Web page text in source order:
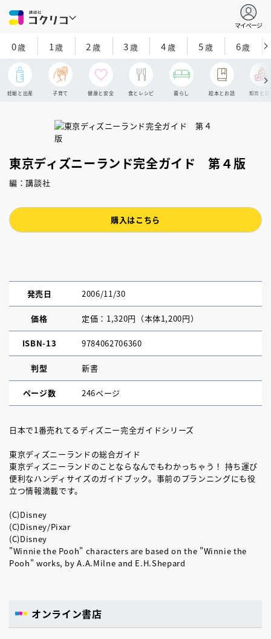
マイページ
0歳 1歳 2 歳 3歳 4歳 5歳 6歳
妊娠と出産 子育て 健康と安全 食とレシピ 暮らし 絵本とお話 知育と探
東京ディズニーランド完全ガイド 第４版
編：講談社
購入はこちら
発売日 2006/11/30
価格 定価：1,320円（本体1,200円）
ISBN-13 9784062706360
判型 新書
ページ数 246ページ
日本で1番売れてるディズニー完全ガイドシリーズ
東京ディズニーランドの総合ガイド
東京ディズニーランドのことならなんでもわかっちゃう！ 持ち運び
便利なハンディサイズのガイドブック。事前のプランニングにも役
立つ情報満載です。
(C)Disney
(C)Disney/Pixar
(C)Disney
"Winnie the Pooh" characters are based on the "Winnie the
Pooh" works, by A.A.Milne and E.H.Shepard
オンライン書店